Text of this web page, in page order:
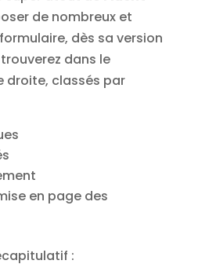
de nombreux et
dès sa version
dans le
droite, classés par
en page des
: